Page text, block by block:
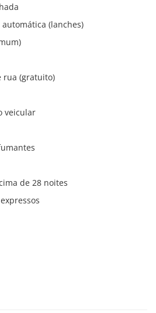
(lanches)
rua (gratuito)
veicular
de 28 noites